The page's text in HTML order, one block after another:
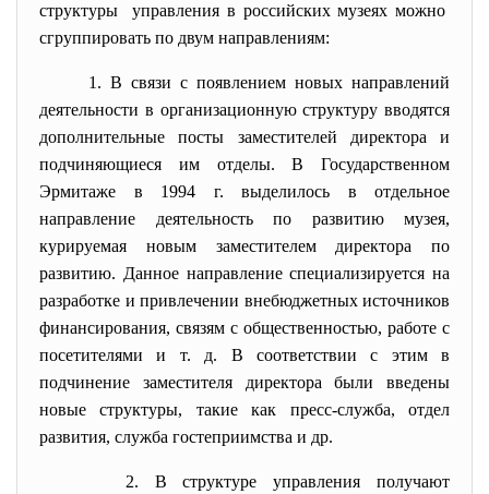
структуры управления в российских музеях можно
сгруппировать по двум направлениям:
1. В связи с появлением новых направлений
деятельности в организационную структуру вводятся
дополнительные посты заместителей директора и
подчиняющиеся им отделы. В Государственном
Эрмитаже в 1994 г. выделилось в отдельное
направление деятельность по развитию музея,
курируемая новым заместителем директора по
развитию. Данное направление специализируется на
разработке и привлечении внебюджетных источников
финансирования, связям с общественностью, работе с
посетителями и т. д. В соответствии с этим в
подчинение заместителя директора были введены
новые структуры, такие как пресс-служба, отдел
развития, служба гостеприимства и др.
2. В структуре управления получают